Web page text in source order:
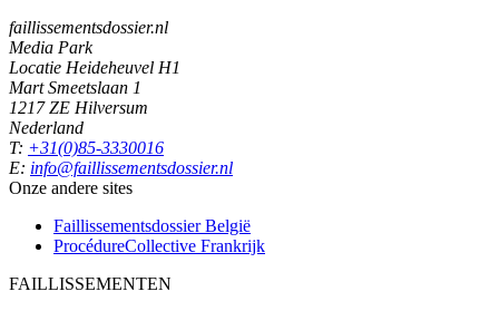
faillissementsdossier.nl
Media Park
Locatie Heideheuvel H1
Mart Smeetslaan 1
1217 ZE Hilversum
Nederland
T: +31(0)85-3330016
E: info@faillissementsdossier.nl
Onze andere sites
Faillissementsdossier België
ProcédureCollective Frankrijk
FAILLISSEMENTEN